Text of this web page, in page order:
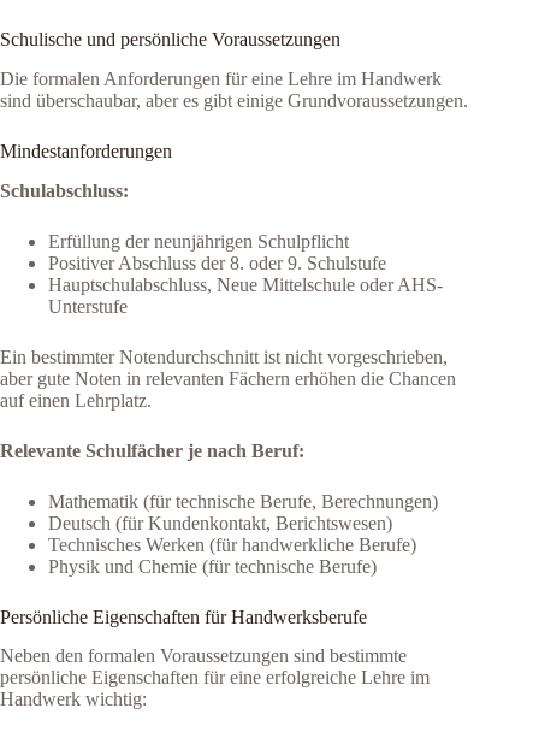
Schulische und persönliche Voraussetzungen
Die formalen Anforderungen für eine Lehre im Handwerk
sind überschaubar, aber es gibt einige Grundvoraussetzungen.
Mindestanforderungen
Schulabschluss:
Erfüllung der neunjährigen Schulpflicht
Positiver Abschluss der 8. oder 9. Schulstufe
Hauptschulabschluss, Neue Mittelschule oder AHS-
Unterstufe
Ein bestimmter Notendurchschnitt ist nicht vorgeschrieben,
aber gute Noten in relevanten Fächern erhöhen die Chancen
auf einen Lehrplatz.
Relevante Schulfächer je nach Beruf:
Mathematik (für technische Berufe, Berechnungen)
Deutsch (für Kundenkontakt, Berichtswesen)
Technisches Werken (für handwerkliche Berufe)
Physik und Chemie (für technische Berufe)
Persönliche Eigenschaften für Handwerksberufe
Neben den formalen Voraussetzungen sind bestimmte
persönliche Eigenschaften für eine erfolgreiche Lehre im
Handwerk wichtig: